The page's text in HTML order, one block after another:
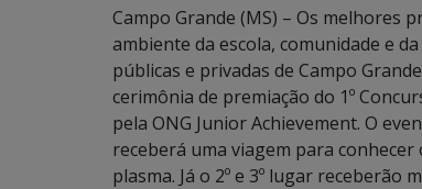
Campo Grande (MS) – Os melhores
ambiente da escola, comunidade e
públicas e privadas de Campo
cerimônia de premiação do 1º
pela ONG Junior Achievement. O
receberá uma viagem para
plasma. Já o 2º e 3º lugar receberão